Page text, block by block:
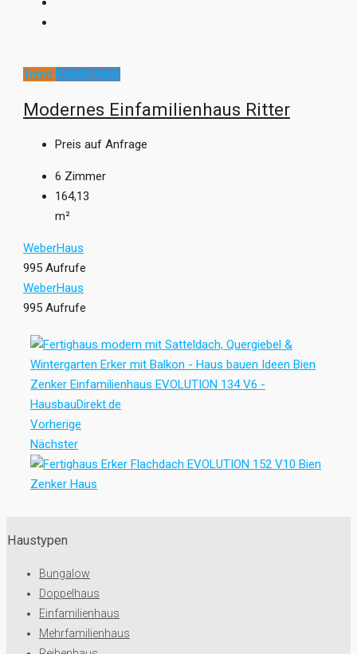
Trend Kundenhaus
Modernes Einfamilienhaus Ritter
Preis auf Anfrage
6 Zimmer
164,13
m²
WeberHaus
995 Aufrufe
WeberHaus
995 Aufrufe
Vorherige
Nächster
Haustypen
Bungalow
Doppelhaus
Einfamilienhaus
Mehrfamilienhaus